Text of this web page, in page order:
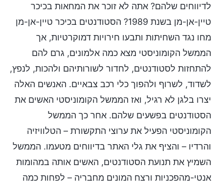
לדיווחים שלהם? אתה לא זוכר את המחאות בכיכר
טיין-אן-מן בשנת 1989? הסטודנטים בכיכר טיין-אן-מן
מחו נגד השחיתות ותבעו חירויות דמוקרטיות, אך
הממשל הקומוניסטי מצא כמה אלמונים, גרם להם
להתחזות לסטודנטים, לחדור לשורותיהם ולהכות, לנפץ,
לשדוד, לשרוף ולהפוך כלי רכב צבאיים. האנשים האלה
יצרו בלגן לא רגיל, ואז הממשל הקומוניסטי האשים את
הסטודנטים בפשעים שלהם. אחר כך הממשל
הקומוניסטי הפעיל את ערוצי התקשורת – הטלוויזיה
והרדיו – והציף את גלי האתר בדיווחים מטעמו. הממשל
השמיץ את תנועת הסטודנטים, האשים אותה במהומות
אנטי-מהפכניות ורצח המונים מחבריה – לפחות כמה